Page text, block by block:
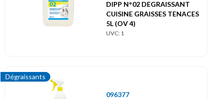
DIPP N°02 DEGRAISSANT
CUISINE GRAISSES TENACES
5L (OV 4)
UVC: 1
Dégraissants
096377